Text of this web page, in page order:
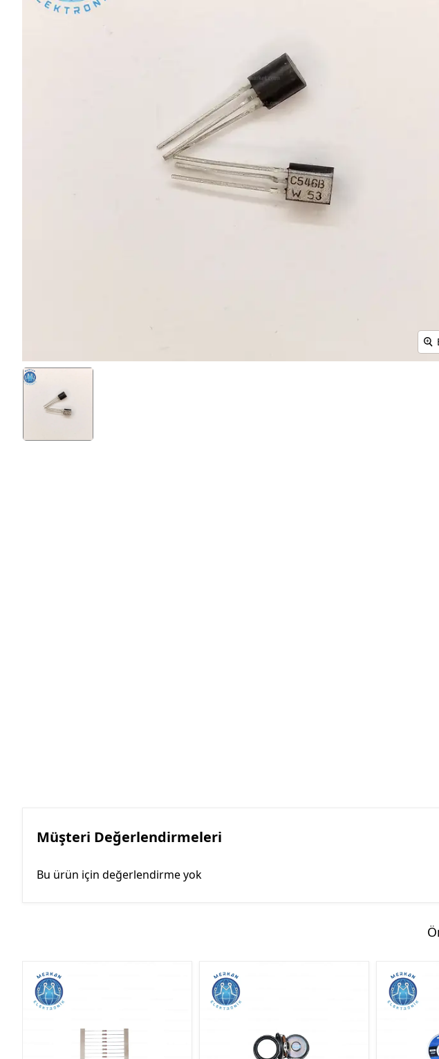
P SERİSİ ENTEGRELER
U SERİSİ ENTEGRELER
Müşteri Değerlendirmeleri
Bu ürün için değerlendirme yok